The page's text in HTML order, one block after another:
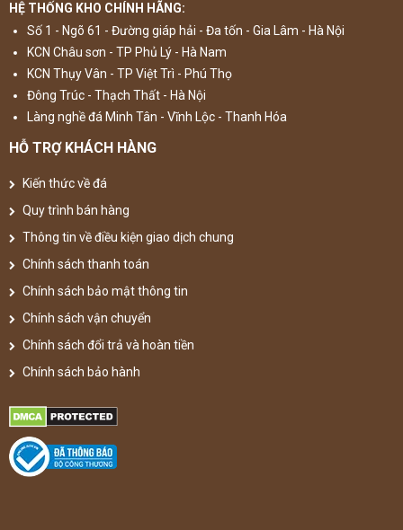
HỆ THỐNG KHO CHÍNH HÃNG:
Số 1 - Ngõ 61 - Đường giáp hải - Đa tốn - Gia Lâm - Hà Nội
KCN Châu sơn - TP Phủ Lý - Hà Nam
KCN Thụy Vân - TP Việt Trì - Phú Thọ
Đông Trúc - Thạch Thất - Hà Nội
Làng nghề đá Minh Tân - Vĩnh Lộc - Thanh Hóa
HỖ TRỢ KHÁCH HÀNG
Kiến thức về đá
Quy trình bán hàng
Thông tin về điều kiện giao dịch chung
Chính sách thanh toán
Chính sách bảo mật thông tin
Chính sách vận chuyển
Chính sách đổi trả và hoàn tiền
Chính sách bảo hành